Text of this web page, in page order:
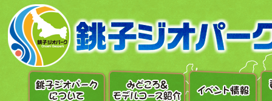
ュ
ー